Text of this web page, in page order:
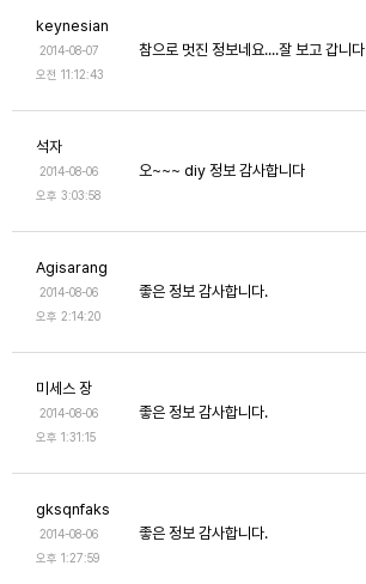
keynesian
2014-08-07
오전 11:12:43
참으로 멋진 정보네요....잘 보고 갑니다
석자
2014-08-06
오후 3:03:58
오~~~ diy 정보 감사합니다
Agisarang
2014-08-06
오후 2:14:20
좋은 정보 감사합니다.
미세스 장
2014-08-06
오후 1:31:15
좋은 정보 감사합니다.
gksqnfaks
2014-08-06
오후 1:27:59
좋은 정보 감사합니다.